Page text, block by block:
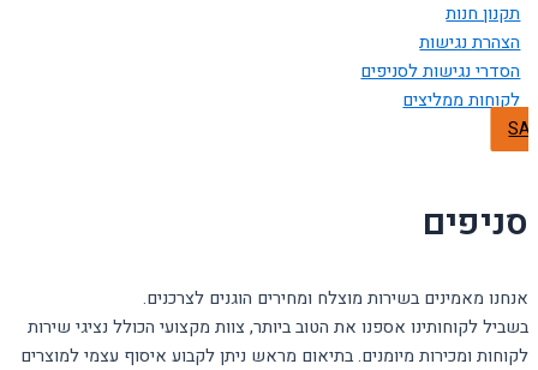
תקנון חנות
הצהרת נגישות
הסדרי נגישות לסניפים
לקוחות ממליצים
סניפים
אנחנו מאמינים בשירות מוצלח ומחירים הוגנים לצרכנים.
בשביל לקוחותינו אספנו את הטוב ביותר, צוות מקצועי הכולל נציגי שירות
לקוחות ומכירות מיומנים. בתיאום מראש ניתן לקבוע איסוף עצמי למוצרים